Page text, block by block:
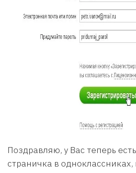
Поздравляю, у Вас теперь
страничка в